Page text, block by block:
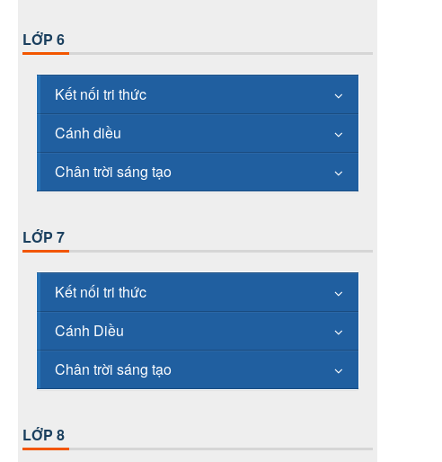
LỚP 6
Kết nối tri thức
Cánh diều
Chân trời sáng tạo
LỚP 7
Kết nối tri thức
Cánh Diều
Chân trời sáng tạo
LỚP 8